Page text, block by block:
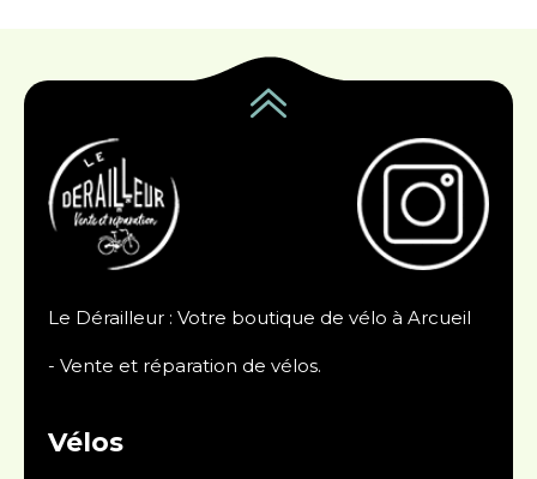
Le Dérailleur : Votre boutique de vélo à Arcueil
- Vente et réparation de vélos.
Vélos